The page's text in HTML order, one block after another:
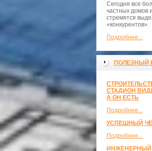
Сегодня все
частных домов
стремятся
«конкурентов».
Подробнее...
ПОЛЕЗНЫЙ
СТАДИОН
А ОН ЕСТЬ
Подробнее...
УСПЕШНЫЙ
Подробнее...